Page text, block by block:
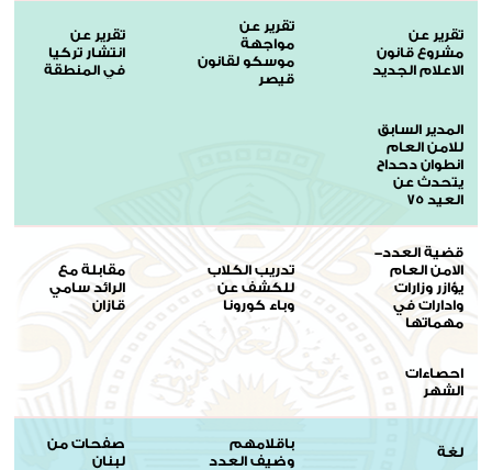
تقرير عن
مشروع قانون
الاعلام الجديد
تقرير عن
مواجهة
موسكو لقانون
قيصر
تقرير عن
انتشار تركيا
في المنطقة
المدير السابق
للامن العام
انطوان دحداح
يتحدث عن
العيد 75
قضية العدد-
الامن العام
يؤازر وزارات
وادارات في
مهماتها
تدريب الكلاب
للكشف عن
وباء كورونا
مقابلة مع
الرائد سامي
قازان
احصاءات
الشهر
لغة
باقلامهم
وضيف العدد
صفحات من
لبنان